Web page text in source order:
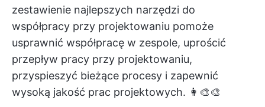
zestawienie najlepszych narzędzi do
współpracy przy projektowaniu pomoże
usprawnić współpracę w zespole, uprościć
przepływ pracy przy projektowaniu,
przyspieszyć bieżące procesy i zapewnić
wysoką jakość prac projektowych. 👩‍🎨🎨